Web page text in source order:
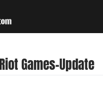
Games-Update